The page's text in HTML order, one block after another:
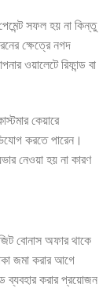
সফল হয় না কিন্তু
ক্ষেত্রে নগদ
ওয়ালেটে রিফান্ড বা
কেয়ারে
করতে পারেন।
নেওয়া হয় না কারণ
বোনাস অফার থাকে
জমা করার আগে
ব্যবহার করার প্রয়োজন